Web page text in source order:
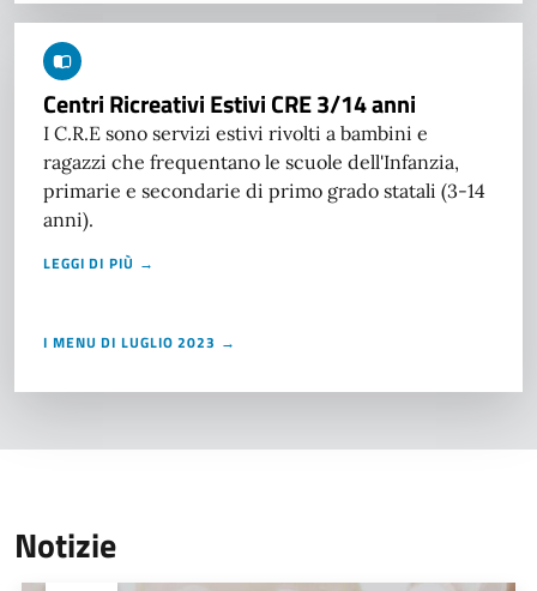
Centri Ricreativi Estivi CRE 3/14 anni
I C.R.E sono servizi estivi rivolti a bambini e
ragazzi che frequentano le scuole dell'Infanzia,
primarie e secondarie di primo grado statali (3-14
anni).
LEGGI DI PIÙ →
I MENU DI LUGLIO 2023 →
Notizie